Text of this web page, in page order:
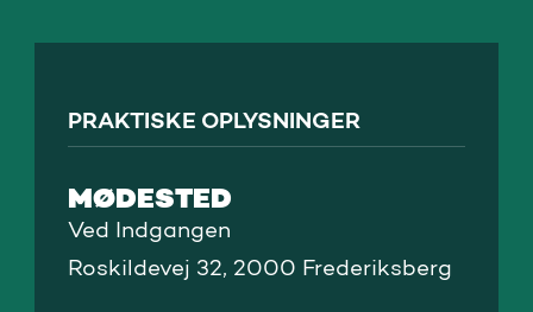
PRAKTISKE OPLYSNINGER
MØDESTED
Ved Indgangen
Roskildevej 32, 2000 Frederiksberg